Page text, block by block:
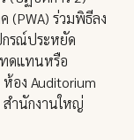
(PWA) ร่วมพิธีลง
รณ์ประหยัด
ดแทนหรือ
ห้อง Auditorium
ำนักงานใหญ่